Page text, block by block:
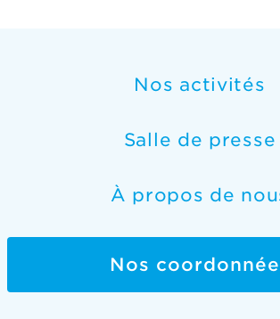
Nos activités
Salle de presse
À propos de
Nos